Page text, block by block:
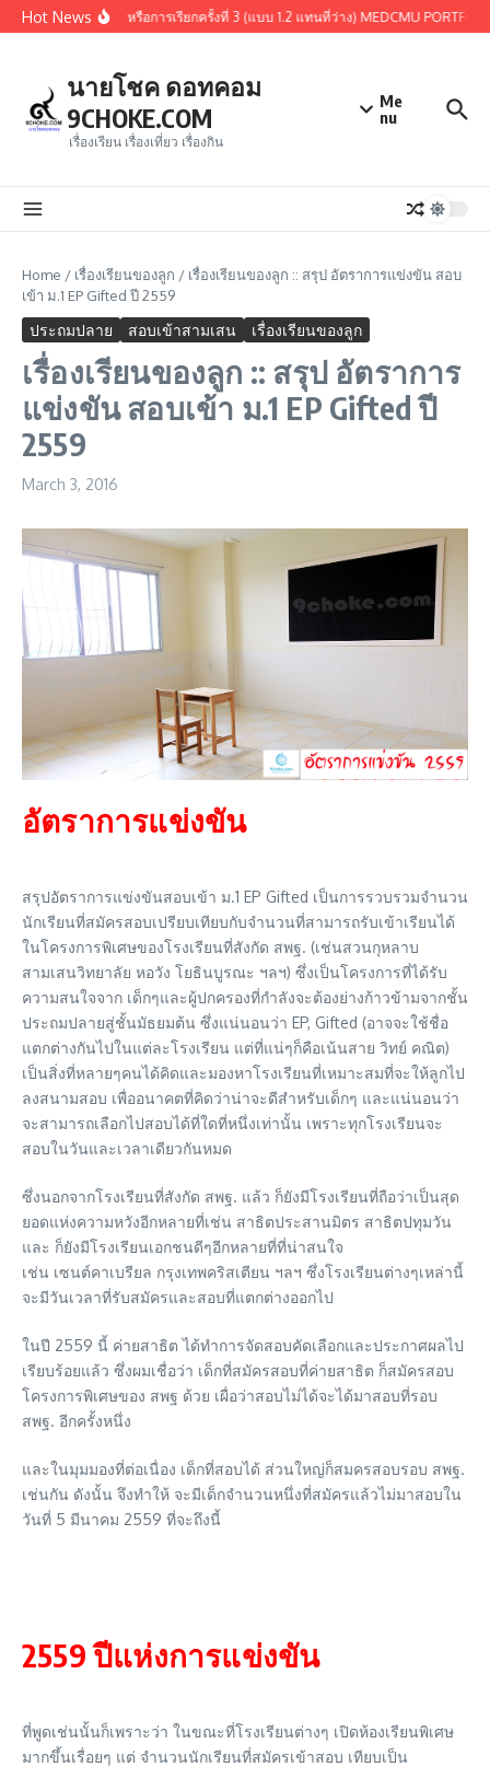
Skip to content
Hot News
ารคัดเลือกรอบ 1.3 หรือการเรียกครั้งที่ 3 (แบบ 1.2 แทนที่ว่าง) MEDCMU PORTFOLIO
นายโชค ดอทคอม
9CHOKE.COM
เรื่องเรียน เรื่องเที่ยว เรื่องกิน
Me
nu
Home / เรื่องเรียนของลูก / เรื่องเรียนของลูก :: สรุป อัตราการแข่งขัน สอบ
เข้า ม.1 EP Gifted ปี 2559
ประถมปลาย สอบเข้าสามเสน เรื่องเรียนของลูก
เรื่องเรียนของลูก :: สรุป อัตราการ
แข่งขัน สอบเข้า ม.1 EP Gifted ปี
2559
March 3, 2016
อัตราการแข่งขัน
สรุปอัตราการแข่งขันสอบเข้า ม.1 EP Gifted เป็นการรวบรวมจำนวน
นักเรียนที่สมัครสอบเปรียบเทียบกับจำนวนที่สามารถรับเข้าเรียนได้
ในโครงการพิเศษของโรงเรียนที่สังกัด สพฐ. (เช่นสวนกุหลาบ
สามเสนวิทยาลัย หอวัง โยธินบูรณะ ฯลฯ) ซึ่งเป็นโครงการที่ได้รับ
ความสนใจจาก เด็กๆและผู้ปกครองที่กำลังจะต้องย่างก้าวข้ามจากชั้น
ประถมปลายสู่ชั้นมัธยมต้น ซึ่งแน่นอนว่า EP, Gifted (อาจจะใช้ชื่อ
แตกต่างกันไปในแต่ละโรงเรียน แต่ที่แน่ๆก็คือเน้นสาย วิทย์ คณิต)
เป็นสิ่งที่หลายๆคนได้คิดและมองหาโรงเรียนที่เหมาะสมที่จะให้ลูกไป
ลงสนามสอบ เพื่ออนาคตที่คิดว่าน่าจะดีสำหรับเด็กๆ และแน่นอนว่า
จะสามารถเลือกไปสอบได้ที่ใดที่หนึ่งเท่านั้น เพราะทุกโรงเรียนจะ
สอบในวันและเวลาเดียวกันหมด
ซึ่งนอกจากโรงเรียนที่สังกัด สพฐ. แล้ว ก็ยังมีโรงเรียนที่ถือว่าเป็นสุด
ยอดแห่งความหวังอีกหลายที่เช่น สาธิตประสานมิตร สาธิตปทุมวัน
และ ก็ยังมีโรงเรียนเอกชนดีๆอีกหลายที่ที่น่าสนใจ
เช่น เซนต์คาเบรียล กรุงเทพคริสเตียน ฯลฯ ซึ่งโรงเรียนต่างๆเหล่านี้
จะมีวันเวลาที่รับสมัครและสอบที่แตกต่างออกไป
ในปี 2559 นี้ ค่ายสาธิต ได้ทำการจัดสอบคัดเลือกและประกาศผลไป
เรียบร้อยแล้ว ซึ่งผมเชื่อว่า เด็กที่สมัครสอบที่ค่ายสาธิต ก็สมัครสอบ
โครงการพิเศษของ สพฐ ด้วย เผื่อว่าสอบไม่ได้จะได้มาสอบที่รอบ
สพฐ. อีกครั้งหนึ่ง
และในมุมมองที่ต่อเนื่อง เด็กที่สอบได้ ส่วนใหญ่ก็สมครสอบรอบ สพฐ.
เช่นกัน ดังนั้น จึงทำให้ จะมีเด็กจำนวนหนึ่งที่สมัครแล้วไม่มาสอบใน
วันที่ 5 มีนาคม 2559 ที่จะถึงนี้
2559 ปีแห่งการแข่งขัน
ที่พูดเช่นนั้นก็เพราะว่า ในขณะที่โรงเรียนต่างๆ เปิดห้องเรียนพิเศษ
มากขึ้นเรื่อยๆ แต่ จำนวนนักเรียนที่สมัครเข้าสอบ เทียบเป็น